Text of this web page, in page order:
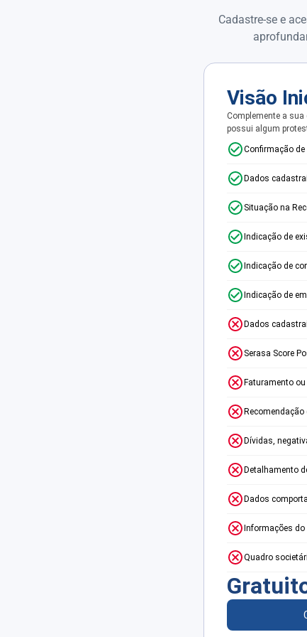
Cadastre-se e
Visão
Complemente a
possui algum
Confirmação de
Dados
Situação na
Indicação de
Indicação de
Indicação de
Dados
Serasa Score
Faturamento
Recomendação
Dívidas,
Detalhamento
Dados
Informações do
Quadro